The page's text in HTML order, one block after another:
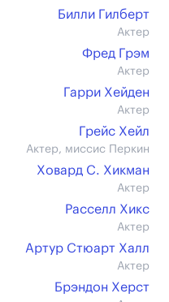
Билли Гилберт
Актер
Фред Грэм
Актер
Гарри Хейден
Актер
Грейс Хейл
Актер, миссис Перкин
Ховард С. Хикман
Актер
Расселл Хикс
Актер
Артур Стюарт Халл
Актер
Брэндон Херст